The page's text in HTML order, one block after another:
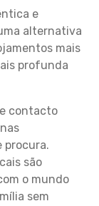
e
alternativa
mais
profunda
contacto
nas
procura.
são
o mundo
sem